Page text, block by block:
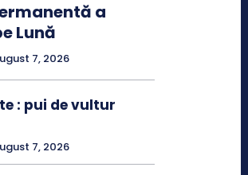
a
Lună
7, 2026
: pui de vultur
7, 2026